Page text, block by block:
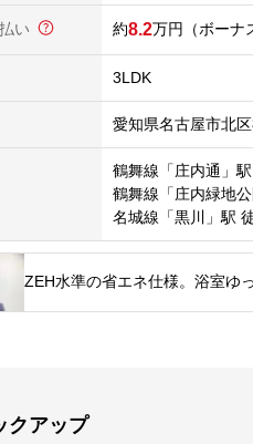
い 8.2万円 （ボー
3LDK
愛知県名古屋市北
鶴舞線「庄内通」駅
鶴舞線「庄内緑地
名城線「黒川」駅
ZEH水準の省エネ仕様。浴室ゆ
クアップ